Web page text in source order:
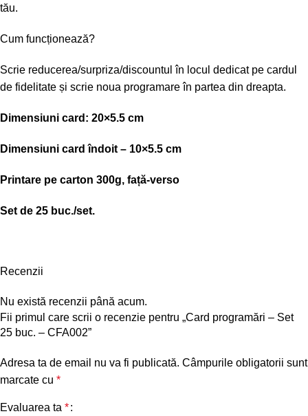
tău.
Cum funcționează?
Scrie reducerea/surpriza/discountul în locul dedicat pe cardul
de fidelitate și scrie noua programare în partea din dreapta.
Dimensiuni card: 20×5.5 cm
Dimensiuni card îndoit – 10×5.5 cm
Printare pe carton 300g, față-verso
Set de 25 buc./set.
Recenzii
Nu există recenzii până acum.
Fii primul care scrii o recenzie pentru „Card programări – Set
25 buc. – CFA002”
Adresa ta de email nu va fi publicată. Câmpurile obligatorii sunt
marcate cu *
Evaluarea ta *